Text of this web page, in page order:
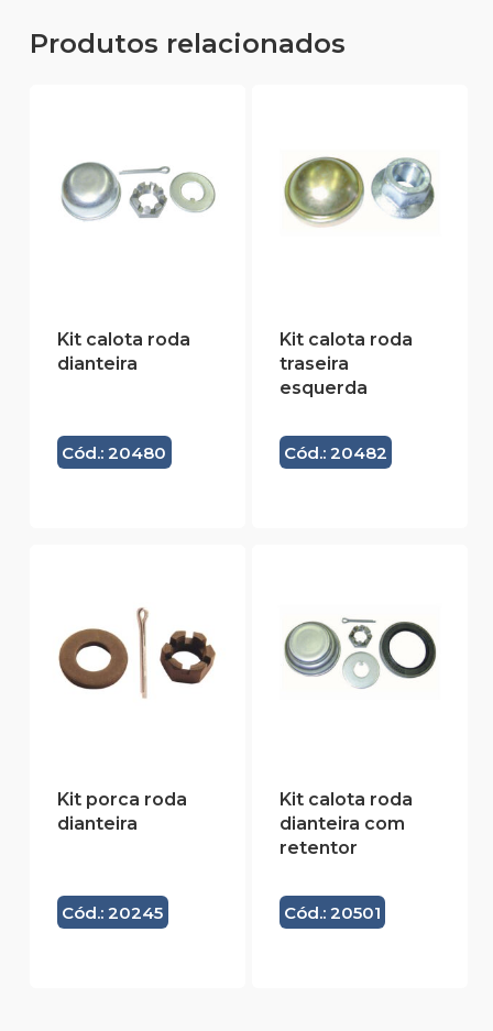
Produtos relacionados
Kit calota roda
dianteira
Cód.: 20480
Kit calota roda
traseira
esquerda
Cód.: 20482
Kit porca roda
dianteira
Cód.: 20245
Kit calota roda
dianteira com
retentor
Cód.: 20501